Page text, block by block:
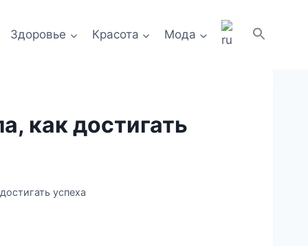
Здоровье Красота Мода
как достигать
успеха